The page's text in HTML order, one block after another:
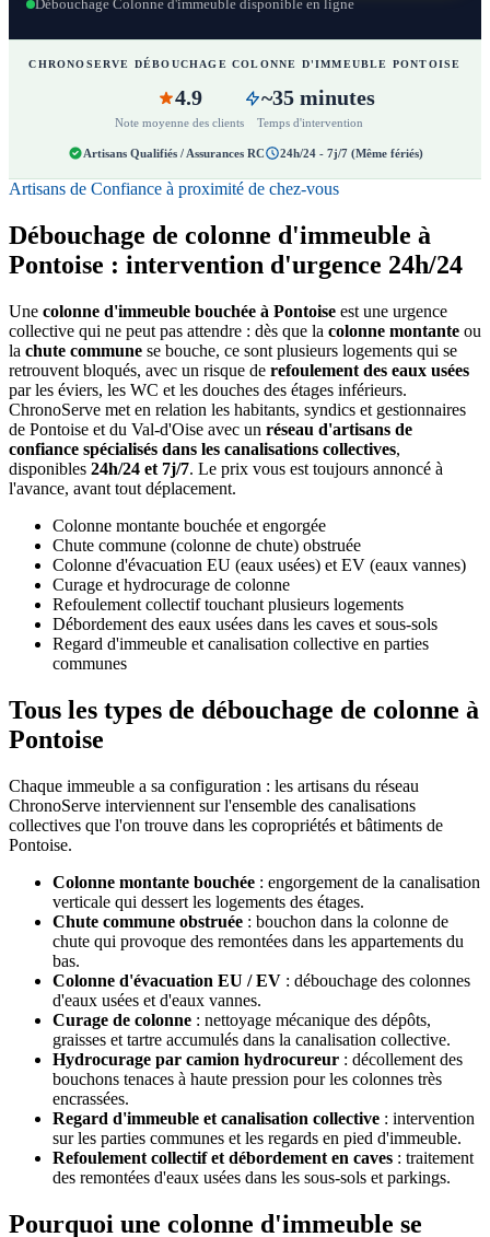
Débouchage Colonne d'immeuble disponible en ligne
CHRONOSERVE DÉBOUCHAGE COLONNE D'IMMEUBLE PONTOISE
4.9
Note moyenne des clients
~35 minutes
Temps d'intervention
Artisans Qualifiés / Assurances RC 24h/24 - 7j/7 (Même fériés)
Artisans de Confiance à proximité de chez-vous
Débouchage de colonne d'immeuble à
Pontoise : intervention d'urgence 24h/24
Une colonne d'immeuble bouchée à Pontoise est une urgence
collective qui ne peut pas attendre : dès que la colonne montante ou
la chute commune se bouche, ce sont plusieurs logements qui se
retrouvent bloqués, avec un risque de refoulement des eaux usées
par les éviers, les WC et les douches des étages inférieurs.
ChronoServe met en relation les habitants, syndics et gestionnaires
de Pontoise et du Val-d'Oise avec un réseau d'artisans de
confiance spécialisés dans les canalisations collectives,
disponibles 24h/24 et 7j/7. Le prix vous est toujours annoncé à
l'avance, avant tout déplacement.
Colonne montante bouchée et engorgée
Chute commune (colonne de chute) obstruée
Colonne d'évacuation EU (eaux usées) et EV (eaux vannes)
Curage et hydrocurage de colonne
Refoulement collectif touchant plusieurs logements
Débordement des eaux usées dans les caves et sous-sols
Regard d'immeuble et canalisation collective en parties
communes
Tous les types de débouchage de colonne à
Pontoise
Chaque immeuble a sa configuration : les artisans du réseau
ChronoServe interviennent sur l'ensemble des canalisations
collectives que l'on trouve dans les copropriétés et bâtiments de
Pontoise.
Colonne montante bouchée : engorgement de la canalisation
verticale qui dessert les logements des étages.
Chute commune obstruée : bouchon dans la colonne de
chute qui provoque des remontées dans les appartements du
bas.
Colonne d'évacuation EU / EV : débouchage des colonnes
d'eaux usées et d'eaux vannes.
Curage de colonne : nettoyage mécanique des dépôts,
graisses et tartre accumulés dans la canalisation collective.
Hydrocurage par camion hydrocureur : décollement des
bouchons tenaces à haute pression pour les colonnes très
encrassées.
Regard d'immeuble et canalisation collective : intervention
sur les parties communes et les regards en pied d'immeuble.
Refoulement collectif et débordement en caves : traitement
des remontées d'eaux usées dans les sous-sols et parkings.
Pourquoi une colonne d'immeuble se